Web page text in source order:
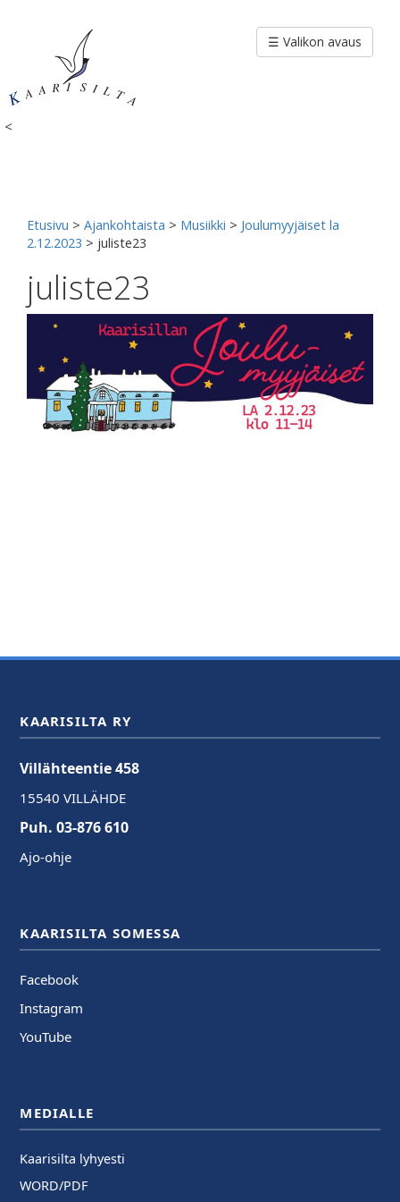
<
☰ Valikon avaus
Etusivu > Ajankohtaista > Musiikki > Joulumyyjäiset la
2.12.2023 > juliste23
juliste23
KAARISILTA RY
Villähteentie 458
15540 VILLÄHDE
Puh. 03-876 610
Ajo-ohje
KAARISILTA SOMESSA
Facebook
Instagram
YouTube
MEDIALLE
Kaarisilta lyhyesti
WORD/PDF